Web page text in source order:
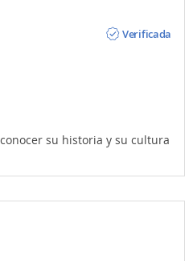
Verificada
su historia y su cultura